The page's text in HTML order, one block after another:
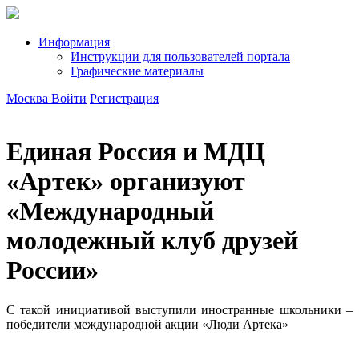
Информация
Инструкции для пользователей портала
Графические материалы
Москва Войти Регистрация
Единая Россия и МДЦ
«Артек» организуют
«Международный
молодежный клуб друзей
России»
С такой инициативой выступили иностранные школьники –
победители международной акции «Люди Артека»